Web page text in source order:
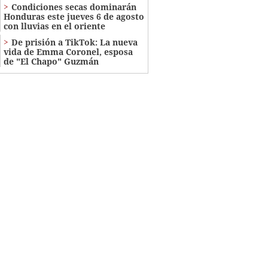
Condiciones secas dominarán
Honduras este jueves 6 de agosto
con lluvias en el oriente
De prisión a TikTok: La nueva
vida de Emma Coronel, esposa
de "El Chapo" Guzmán